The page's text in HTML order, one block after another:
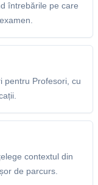
întrebările pe care
pentru Profesori, cu
contextul din
de parcurs.